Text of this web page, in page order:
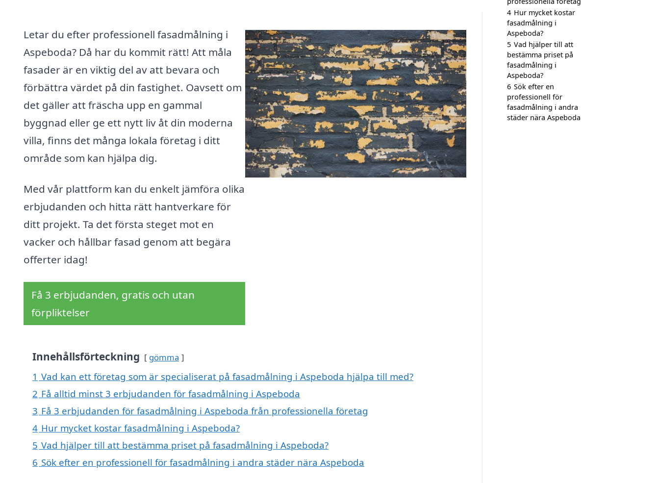
Letar du efter professionell fasadmålning i
Aspeboda? Då har du kommit rätt! Att måla
fasader är en viktig del av att bevara och
förbättra värdet på din fastighet. Oavsett om
det gäller att fräscha upp en gammal
byggnad eller ge ett nytt liv åt din moderna
villa, finns det många lokala företag i ditt
område som kan hjälpa dig.
Med vår plattform kan du enkelt jämföra olika
erbjudanden och hitta rätt hantverkare för
ditt projekt. Ta det första steget mot en
vacker och hållbar fasad genom att begära
offerter idag!
Få 3 erbjudanden, gratis och utan
förpliktelser
Innehållsförteckning gömma
1 Vad kan ett företag som är specialiserat på fasadmålning i Aspeboda hjälpa till med?
2 Få alltid minst 3 erbjudanden för fasadmålning i Aspeboda
3 Få 3 erbjudanden för fasadmålning i Aspeboda från professionella företag
4 Hur mycket kostar fasadmålning i Aspeboda?
5 Vad hjälper till att bestämma priset på fasadmålning i Aspeboda?
6 Sök efter en professionell för fasadmålning i andra städer nära Aspeboda
4 Hur mycket kostar
fasadmålning i
Aspeboda?
5 Vad hjälper till att
bestämma priset på
fasadmålning i
Aspeboda?
6 Sök efter en
professionell för
fasadmålning i andra
städer nära Aspeboda